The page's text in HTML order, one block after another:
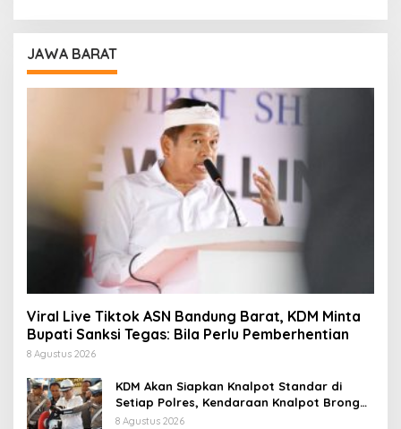
JAWA BARAT
Viral Live Tiktok ASN Bandung Barat, KDM Minta
Bupati Sanksi Tegas: Bila Perlu Pemberhentian
8 Agustus 2026
KDM Akan Siapkan Knalpot Standar di
Setiap Polres, Kendaraan Knalpot Brong
Tertangkap Langsung Ganti
8 Agustus 2026